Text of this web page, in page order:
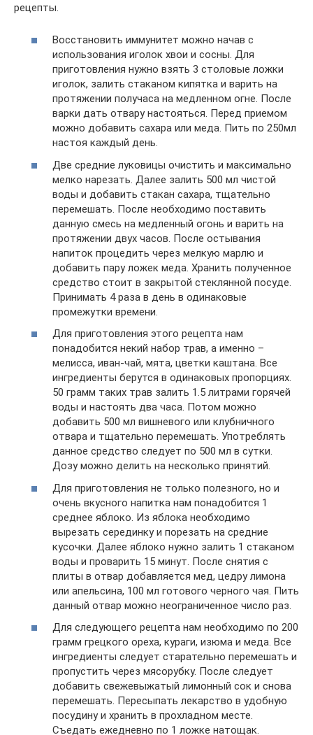
рецепты.
Восстановить иммунитет можно начав с
использования иголок хвои и сосны. Для
приготовления нужно взять 3 столовые ложки
иголок, залить стаканом кипятка и варить на
протяжении получаса на медленном огне. После
варки дать отвару настояться. Перед приемом
можно добавить сахара или меда. Пить по 250мл
настоя каждый день.
Две средние луковицы очистить и максимально
мелко нарезать. Далее залить 500 мл чистой
воды и добавить стакан сахара, тщательно
перемешать. После необходимо поставить
данную смесь на медленный огонь и варить на
протяжении двух часов. После остывания
напиток процедить через мелкую марлю и
добавить пару ложек меда. Хранить полученное
средство стоит в закрытой стеклянной посуде.
Принимать 4 раза в день в одинаковые
промежутки времени.
Для приготовления этого рецепта нам
понадобится некий набор трав, а именно –
мелисса, иван-чай, мята, цветки каштана. Все
ингредиенты берутся в одинаковых пропорциях.
50 грамм таких трав залить 1.5 литрами горячей
воды и настоять два часа. Потом можно
добавить 500 мл вишневого или клубничного
отвара и тщательно перемешать. Употреблять
данное средство следует по 500 мл в сутки.
Дозу можно делить на несколько принятий.
Для приготовления не только полезного, но и
очень вкусного напитка нам понадобится 1
среднее яблоко. Из яблока необходимо
вырезать серединку и порезать на средние
кусочки. Далее яблоко нужно залить 1 стаканом
воды и проварить 15 минут. После снятия с
плиты в отвар добавляется мед, цедру лимона
или апельсина, 100 мл готового черного чая. Пить
данный отвар можно неограниченное число раз.
Для следующего рецепта нам необходимо по 200
грамм грецкого ореха, кураги, изюма и меда. Все
ингредиенты следует старательно перемешать и
пропустить через мясорубку. После следует
добавить свежевыжатый лимонный сок и снова
перемешать. Пересыпать лекарство в удобную
посудину и хранить в прохладном месте.
Съедать ежедневно по 1 ложке натощак.